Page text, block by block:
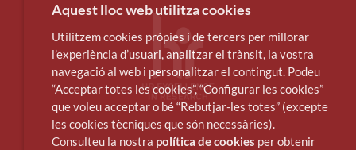
Aquest lloc web utilitza cookies
Utilitzem cookies pròpies i de tercers per millorar
l’experiència d’usuari, analitzar el trànsit, la vostra
navegació al web i personalitzar el contingut. Podeu
“Acceptar totes les cookies”, “Configurar les cookies”
que voleu acceptar o bé “Rebutjar-les totes” (excepte
les cookies tècniques que són necessàries).
Consulteu la nostra política de cookies per obtenir